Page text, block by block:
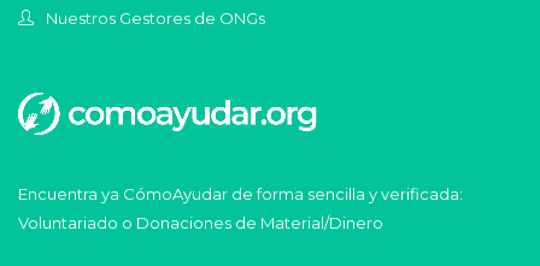
Nuestros Gestores de ONGs
Encuentra ya CómoAyudar de forma sencilla y verificada:
Voluntariado o Donaciones de Material/Dinero